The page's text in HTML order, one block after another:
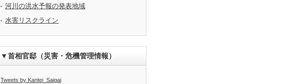
河川の洪水予報の発表地域
水害リスクライン
▼首相官邸（災害・危機管理情報）
Tweets by Kantei_Saigai